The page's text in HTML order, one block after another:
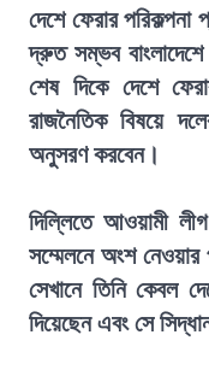
দেশে ফেরার
দ্রুত সম্ভব
শেষ দিকে দেশে
রাজনৈতিক বিষয়ে
অনুসরণ করবেন।
দিল্লিতে আওয়ামী
সম্মেলনে অংশ
সেখানে তিনি কেবল
দিয়েছেন এবং সে